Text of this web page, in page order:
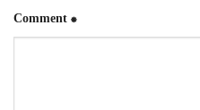
Comment *